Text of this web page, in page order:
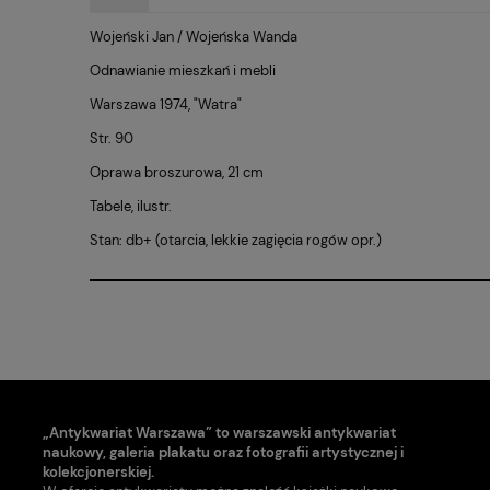
Wojeński Jan / Wojeńska Wanda
Odnawianie mieszkań i mebli
Warszawa 1974, "Watra"
Str. 90
Oprawa broszurowa, 21 cm
Tabele, ilustr.
Stan: db+ (otarcia, lekkie zagięcia rogów opr.)
„Antykwariat Warszawa” to warszawski antykwariat
naukowy, galeria plakatu oraz fotografii artystycznej i
kolekcjonerskiej.